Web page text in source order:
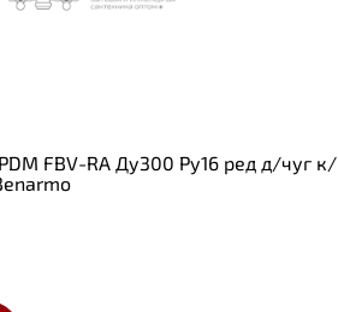
FBV-RA Ду300 Ру16 ред д/чуг к/